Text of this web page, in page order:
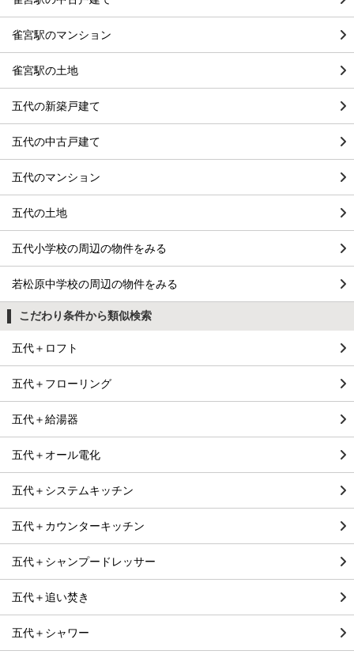
雀宮駅のマンション
雀宮駅の土地
五代の新築戸建て
五代の中古戸建て
五代のマンション
五代の土地
五代小学校の周辺の物件をみる
若松原中学校の周辺の物件をみる
こだわり条件から類似検索
五代＋ロフト
五代＋フローリング
五代＋給湯器
五代＋オール電化
五代＋システムキッチン
五代＋カウンターキッチン
五代＋シャンプードレッサー
五代＋追い焚き
五代＋シャワー